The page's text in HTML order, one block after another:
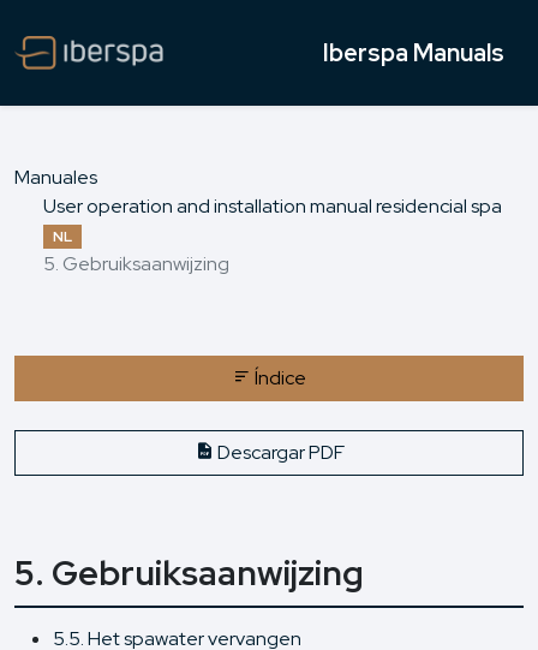
Iberspa Manuals
Manuales
User operation and installation manual residencial spa
NL
5. Gebruiksaanwijzing
Índice
Descargar PDF
5. Gebruiksaanwijzing
5.5. Het spawater vervangen